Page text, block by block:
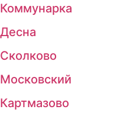
Коммунарка
Десна
Сколково
Московский
Картмазово